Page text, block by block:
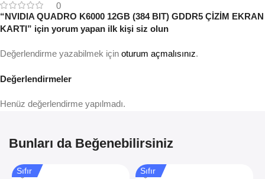
0
Değerlendirmeler
Henüz değerlendirme yapılmadı.
“NVIDIA QUADRO K6000 12GB (384 BIT) GDDR5 ÇİZİM EKRAN
KARTI” için yorum yapan ilk kişi siz olun
Değerlendirme yazabilmek için oturum açmalısınız.
Bunları da Beğenebilirsiniz
Sıfır Sıfır